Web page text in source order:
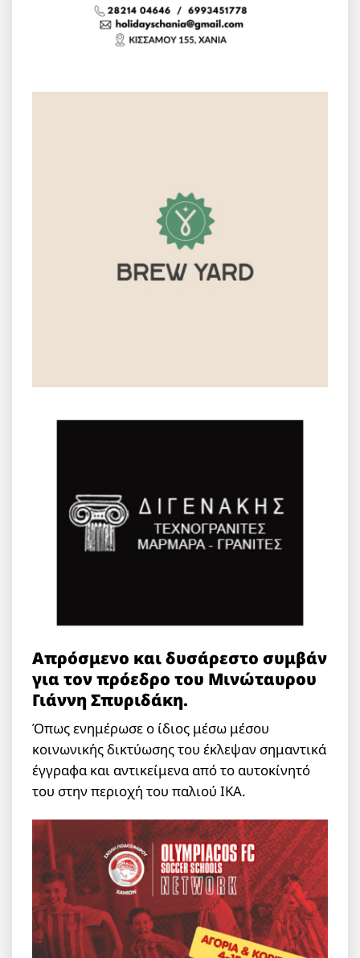
Απρόσμενο και δυσάρεστο συμβάν
για τον πρόεδρο του Μινώταυρου
Γιάννη Σπυριδάκη.
Όπως ενημέρωσε ο ίδιος μέσω μέσου
κοινωνικής δικτύωσης του έκλεψαν σημαντικά
έγγραφα και αντικείμενα από το αυτοκίνητό
του στην περιοχή του παλιού ΙΚΑ.